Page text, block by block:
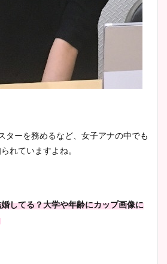
ターを務めるなど、女子アナの中でも
れていますよね。
してる？大学や年齢にカップ画像に